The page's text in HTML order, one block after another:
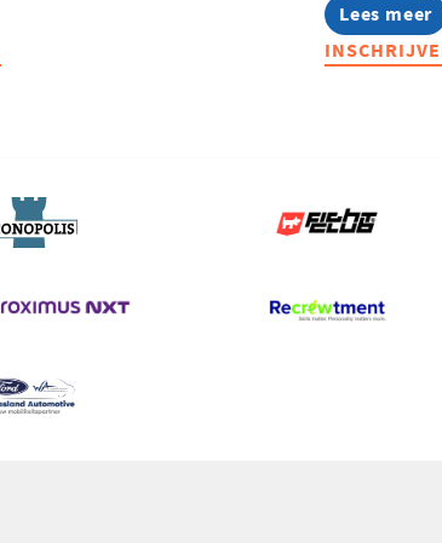
Lees meer
about
Effectief
sturen